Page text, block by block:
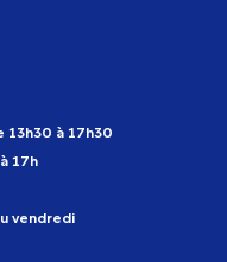
13h30 à 17h30
17h
vendredi